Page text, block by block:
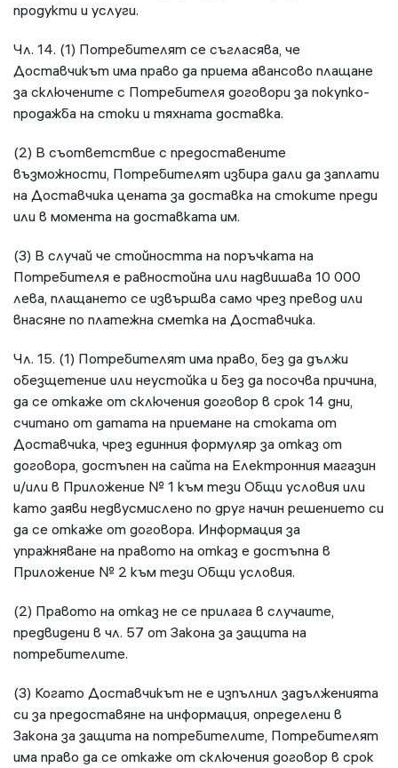
продукти и услуги.
Чл. 14. (1) Потребителят се съгласява, че
Доставчикът има право да приема авансово плащане
за сключените с Потребителя договори за покупко-
продажба на стоки и тяхната доставка.
(2) В съответствие с предоставените
възможности, Потребителят избира дали да заплати
на Доставчика цената за доставка на стоките преди
или в момента на доставката им.
(3) В случай че стойността на поръчката на
Потребителя е равностойна или надвишава 10 000
лева, плащането се извършва само чрез превод или
внасяне по платежна сметка на Доставчика.
Чл. 15. (1) Потребителят има право, без да дължи
обезщетение или неустойка и без да посочва причина,
да се откаже от сключения договор в срок 14 дни,
считано от датата на приемане на стоката от
Доставчика, чрез единния формуляр за отказ от
договора, достъпен на сайта на Електронния магазин
и/или в Приложение № 1 към тези Общи условия или
като заяви недвусмислено по друг начин решението си
да се откаже от договора. Информация за
упражняване на правото на отказ е достъпна в
Приложение № 2 към тези Общи условия.
(2) Правото на отказ не се прилага в случаите,
предвидени в чл. 57 от Закона за защита на
потребителите.
(3) Когато Доставчикът не e изпълнил задълженията
си за предоставяне на информация, определени в
Закона за защита на потребителите, Потребителят
има право да се откаже от сключения договор в срок